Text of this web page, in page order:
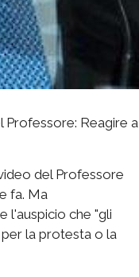
Reagire a
del Professore
fa. Ma
l'auspicio che "gli
la protesta o la